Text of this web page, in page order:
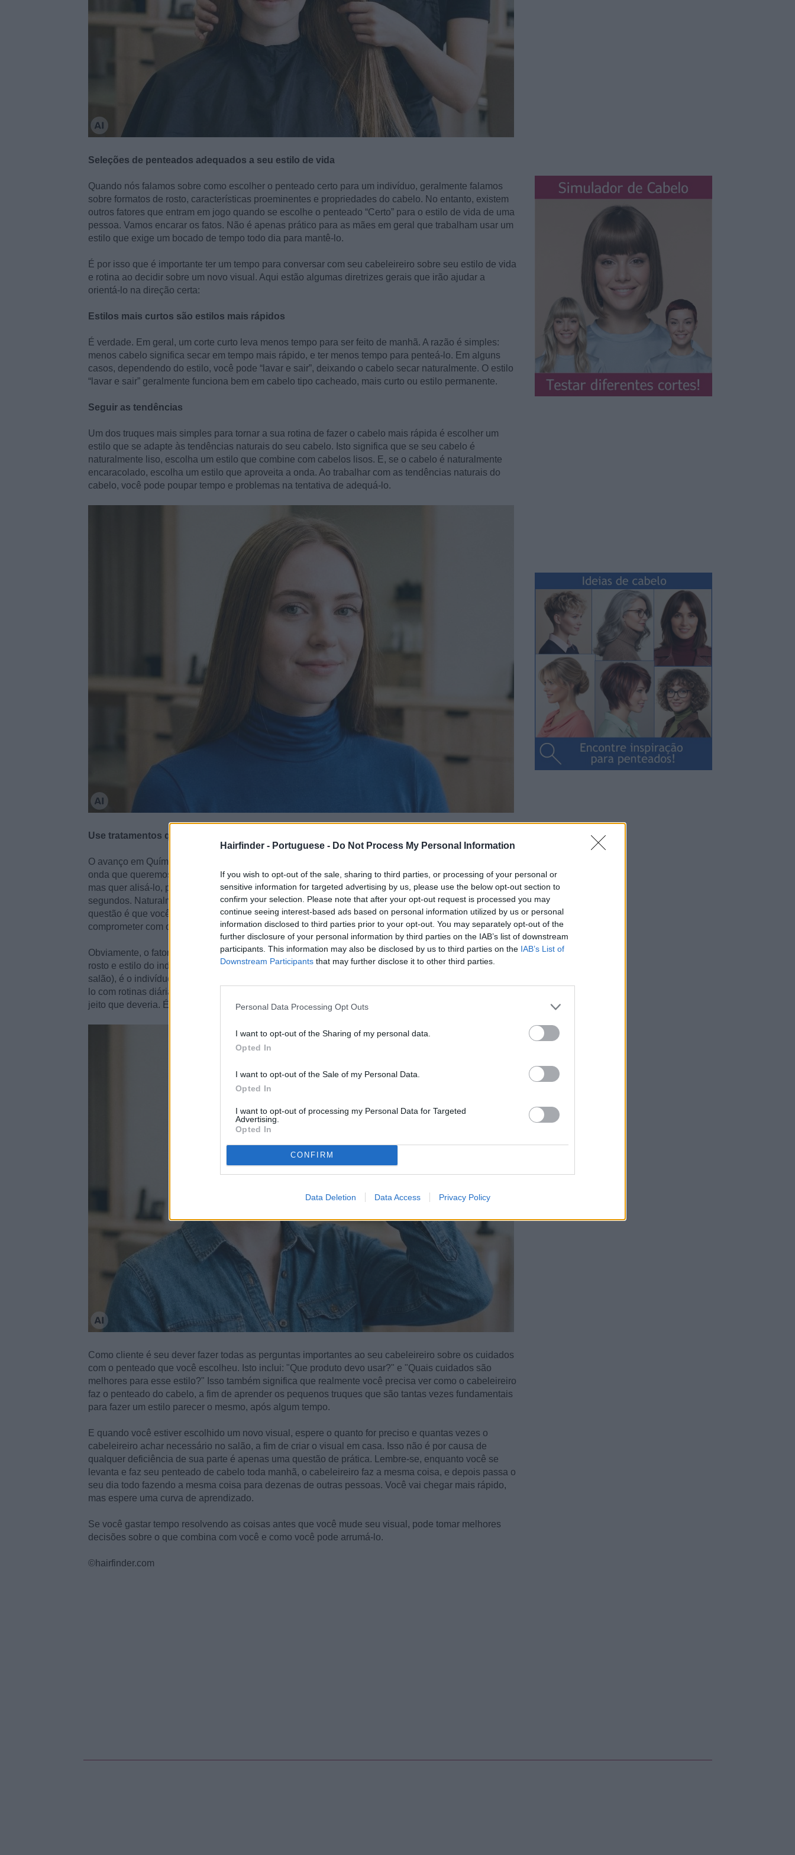
Hairfinder - Portuguese - Do Not Process My Personal Information
If you wish to opt-out of the sale, sharing to third parties, or processing of your personal or
sensitive information for targeted advertising by us, please use the below opt-out section to
confirm your selection. Please note that after your opt-out request is processed you may
continue seeing interest-based ads based on personal information utilized by us or personal
information disclosed to third parties prior to your opt-out. You may separately opt-out of the
further disclosure of your personal information by third parties on the IAB’s list of downstream
participants. This information may also be disclosed by us to third parties on the IAB’s List of
Downstream Participants that may further disclose it to other third parties.
Personal Data Processing Opt Outs
I want to opt-out of the Sharing of my personal data.
Opted In
I want to opt-out of the Sale of my Personal Data.
Opted In
I want to opt-out of processing my Personal Data for Targeted
Advertising.
Opted In
CONFIRM
Data Deletion Data Access Privacy Policy
Seleções de penteados adequados a seu estilo de vida
Quando nós falamos sobre como escolher o penteado certo para um indivíduo, geralmente falamos
sobre formatos de rosto, características proeminentes e propriedades do cabelo. No entanto, existem
outros fatores que entram em jogo quando se escolhe o penteado “Certo” para o estilo de vida de uma
pessoa. Vamos encarar os fatos. Não é apenas prático para as mães em geral que trabalham usar um
estilo que exige um bocado de tempo todo dia para mantê-lo.
É por isso que é importante ter um tempo para conversar com seu cabeleireiro sobre seu estilo de vida
e rotina ao decidir sobre um novo visual. Aqui estão algumas diretrizes gerais que irão ajudar a
orientá-lo na direção certa:
Estilos mais curtos são estilos mais rápidos
É verdade. Em geral, um corte curto leva menos tempo para ser feito de manhã. A razão é simples:
menos cabelo significa secar em tempo mais rápido, e ter menos tempo para penteá-lo. Em alguns
casos, dependendo do estilo, você pode “lavar e sair”, deixando o cabelo secar naturalmente. O estilo
“lavar e sair” geralmente funciona bem em cabelo tipo cacheado, mais curto ou estilo permanente.
Seguir as tendências
Um dos truques mais simples para tornar a sua rotina de fazer o cabelo mais rápida é escolher um
estilo que se adapte às tendências naturais do seu cabelo. Isto significa que se seu cabelo é
naturalmente liso, escolha um estilo que combine com cabelos lisos. E, se o cabelo é naturalmente
encaracolado, escolha um estilo que aproveita a onda. Ao trabalhar com as tendências naturais do
cabelo, você pode poupar tempo e problemas na tentativa de adequá-lo.
Use tratamentos químicos sabiamente
O avanço em Química Cosmética significa que nós podemos criar mais facilmente qualquer padrão de
onda que queremos no cabelo. Isto significa que a mulher cujo cabelo é naturalmente encaracolado,
mas quer alisá-lo, pode ter o cabelo alisado e reduzir o tempo de pentear-se em uma fração de
segundos. Naturalmente, o inverso também é verdadeiro e você pode ter o cabelo liso enrolado. A
questão é que você tem que ter a certeza do que você realmente quer, porque você tem que se
comprometer com os cuidados e hidratação de seu novo estilo de cabelo.
Obviamente, o fator mais importante para a escolha de um estilo é selecionar um que combine com o
rosto e estilo do indivíduo, mas ao mesmo tempo em que um estilo pode ficar fantástico na porta (do
salão), é o indivíduo que tem que conviver com ele. Viver com isso significa fazer o penteado e cuidá-
lo com rotinas diárias e semanais que mantenham os cabelos saudáveis e o penteado com estilo do
jeito que deveria. É por isso que a comunicação é tão importante.
Como cliente é seu dever fazer todas as perguntas importantes ao seu cabeleireiro sobre os cuidados
com o penteado que você escolheu. Isto inclui: "Que produto devo usar?" e "Quais cuidados são
melhores para esse estilo?" Isso também significa que realmente você precisa ver como o cabeleireiro
faz o penteado do cabelo, a fim de aprender os pequenos truques que são tantas vezes fundamentais
para fazer um estilo parecer o mesmo, após algum tempo.
E quando você estiver escolhido um novo visual, espere o quanto for preciso e quantas vezes o
cabeleireiro achar necessário no salão, a fim de criar o visual em casa. Isso não é por causa de
qualquer deficiência de sua parte é apenas uma questão de prática. Lembre-se, enquanto você se
levanta e faz seu penteado de cabelo toda manhã, o cabeleireiro faz a mesma coisa, e depois passa o
seu dia todo fazendo a mesma coisa para dezenas de outras pessoas. Você vai chegar mais rápido,
mas espere uma curva de aprendizado.
Se você gastar tempo resolvendo as coisas antes que você mude seu visual, pode tomar melhores
decisões sobre o que combina com você e como você pode arrumá-lo.
©hairfinder.com